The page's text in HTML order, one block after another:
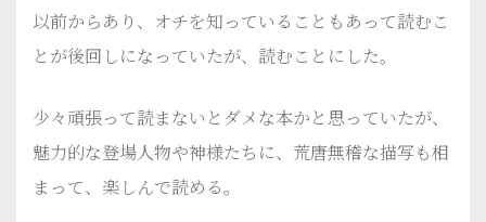
以前からあり、オチを知っていることもあって読むこ
とが後回しになっていたが、読むことにした。
少々頑張って読まないとダメな本かと思っていたが、
魅力的な登場人物や神様たちに、荒唐無稽な描写も相
まって、楽しんで読める。